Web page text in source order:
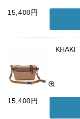
15,400円
KHAKI
15,400円